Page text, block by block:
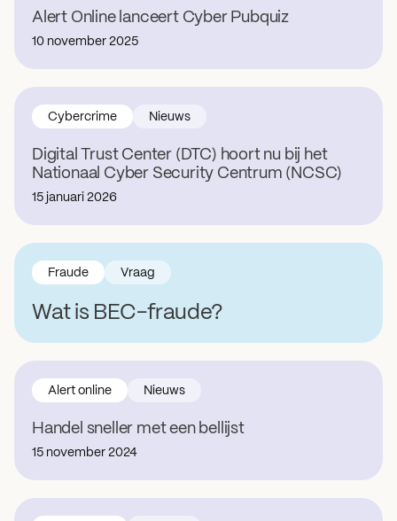
Alert Online lanceert Cyber Pubquiz
10 november 2025
Digital Trust Center (DTC) hoort nu bij het
Nationaal Cyber Security Centrum (NCSC)
Cybercrime Nieuws
15 januari 2026
Wat is BEC-fraude?
Fraude Vraag
Handel sneller met een bellijst
Alert online Nieuws
15 november 2024